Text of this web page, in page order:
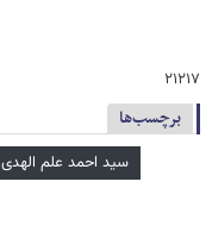
۲۱۲۱۷
برچسب‌ها
سید احمد علم الهدی